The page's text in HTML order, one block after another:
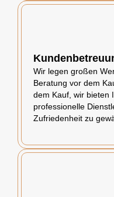
Wir legen großen
Beratung vor dem
dem Kauf, wir bieten
professionelle
Zufriedenheit zu